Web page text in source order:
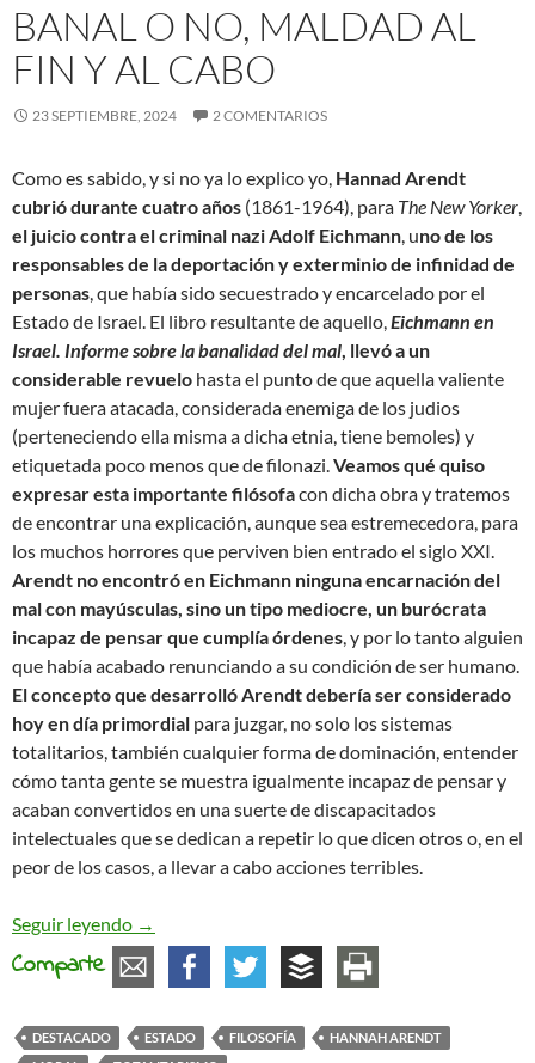
BANAL O NO, MALDAD AL
FIN Y AL CABO
23 SEPTIEMBRE, 2024 2 COMENTARIOS
Como es sabido, y si no ya lo explico yo, Hannad Arendt
cubrió durante cuatro años (1861-1964), para The New Yorker,
el juicio contra el criminal nazi Adolf Eichmann, uno de los
responsables de la deportación y exterminio de infinidad de
personas, que había sido secuestrado y encarcelado por el
Estado de Israel. El libro resultante de aquello,Eichmann en
Israel. Informe sobre la banalidad del mal, llevó a un
considerable revuelo hasta el punto de que aquella valiente
mujer fuera atacada, considerada enemiga de los judios
(perteneciendo ella misma a dicha etnia, tiene bemoles) y
etiquetada poco menos que de filonazi.Veamos qué quiso
expresar esta importante filósofacon dicha obra y tratemos
de encontrar una explicación, aunque sea estremecedora, para
los muchos horrores que perviven bien entrado el siglo XXI.
Arendt no encontró en Eichmann ninguna encarnación del
mal con mayúsculas, sino un tipo mediocre, un burócrata
incapaz de pensar que cumplía órdenes, y por lo tanto alguien
que había acabado renunciando a su condición de ser humano.
El concepto que desarrolló Arendt debería ser considerado
hoy en día primordial para juzgar, no solo los sistemas
totalitarios, también cualquier forma de dominación, entender
cómo tanta gente se muestra igualmente incapaz de pensar y
acaban convertidos en una suerte de discapacitados
intelectuales que se dedican a repetir lo que dicen otros o, en el
peor de los casos, a llevar a cabo acciones terribles.
Seguir leyendo Banal o no, maldad al fin y al cabo
→
Comparte
DESTACADO ESTADO FILOSOFÍA
HANNAH ARENDT